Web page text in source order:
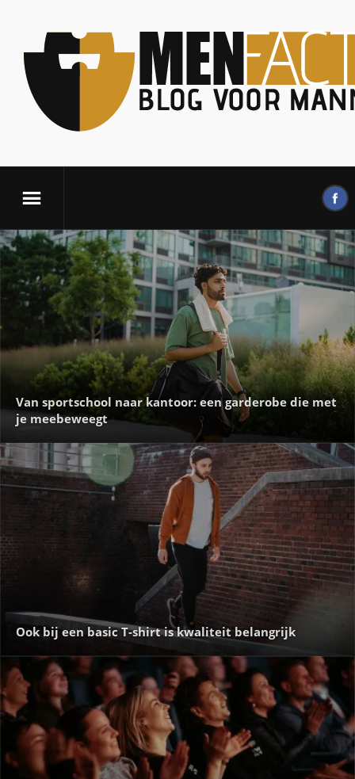
Van sportschool naar kantoor: een garderobe die met
je meebeweegt
Ook bij een basic T-shirt is kwaliteit belangrijk